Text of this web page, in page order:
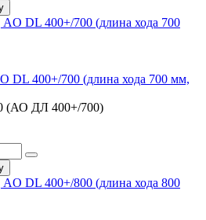
DL 400+/700 (длина хода 700 мм,
(АО ДЛ 400+/700)